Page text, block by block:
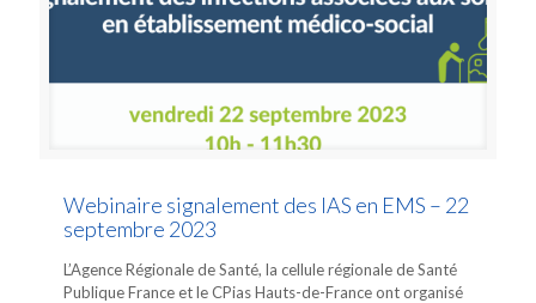
Webinaire signalement des IAS en EMS – 22
septembre 2023
L’Agence Régionale de Santé, la cellule régionale de Santé
Publique France et le CPias Hauts-de-France ont organisé